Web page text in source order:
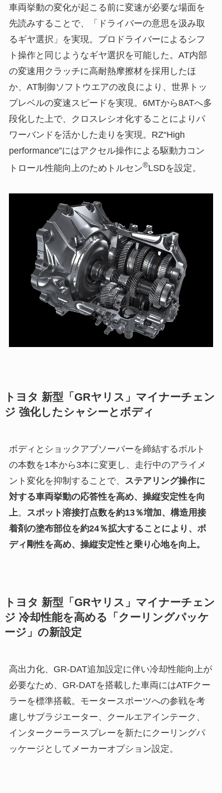
車両挙動の変化が起こる前に変速が必要な場面を
先読みすることで、「ドライバーの意思を汲み取
るギヤ選択」を実現。プロドライバーによるシフ
ト操作と同じようなギヤ選択を可能した。AT内部
の変速用クラッチに高耐熱摩擦材を採用したほ
か、AT制御ソフトウエアの改良により、世界トッ
プレベルの変速スピードを実現。6MTから8ATへ多
段化した上で、クロスレシオ化することによりパ
ワーバンドを活かした走りを実現。RZ“High
performance”にはアクセル操作による駆動力コン
トロール性能向上のためトルセン®LSDを設定。
トヨタ 新型「GRヤリス」マイナーチェン
ジ 強化したシャシーとボディ
ボディとショックアブソーバーを締結するボルト
の本数を1本から3本に変更し、走行中のアライメ
ント変化を抑制することで、 ステアリング操作に
対する車両挙動の応答性を高め、操縦安定性を向
上。 スポット溶接打点数を約13％増加、構造用接
着剤の塗布部位を約24％拡大することにより、ボ
ディ剛性を高め、操縦安定性と乗り心地を向上。
トヨタ 新型「GRヤリス」マイナーチェン
ジ 冷却性能を高める「クーリングパッケ
ージ」の新設定
高出力化、GR-DAT追加設定に伴い冷却性能向上が
必要なため、GR-DATを搭載した車両にはATFクー
ラーを標準搭載。モータースポーツへの参戦を考
慮しサブラジエーター、クールエアインテーク、
インタークーラースプレーを新たにクーリングパ
ッケージとしてメーカーオプション設定。